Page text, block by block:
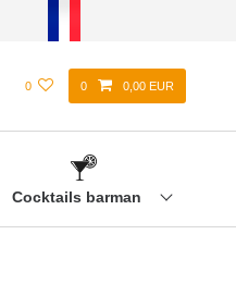
0 0 0,00 EUR
Cocktails barman